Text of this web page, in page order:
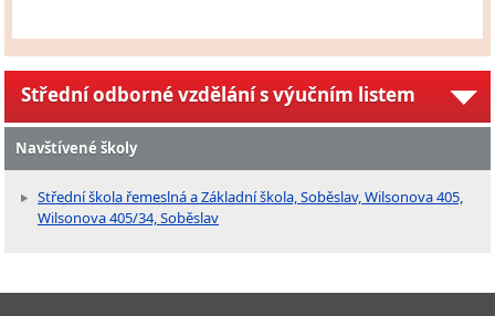
Střední odborné vzdělání s výučním listem
Navštívené školy
Střední škola řemeslná a Základní škola, Soběslav, Wilsonova 405,
Wilsonova 405/34, Soběslav